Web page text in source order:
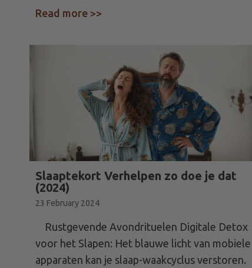
Read more >> about Is een koud huis
Slaaptekort Verhelpen zo doe je dat
(2024)
23 February 2024
Rustgevende Avondrituelen Digitale Detox
voor het Slapen: Het blauwe licht van mobiele
apparaten kan je slaap-waakcyclus verstoren.